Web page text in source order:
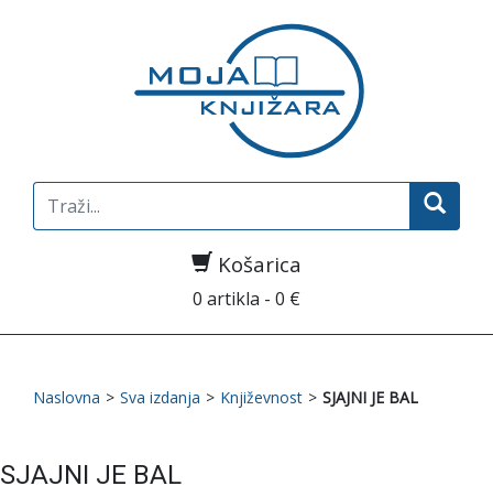
Search
for:
Košarica
0 artikla - 0 €
Naslovna > Sva izdanja > Književnost > SJAJNI JE BAL
SJAJNI JE BAL